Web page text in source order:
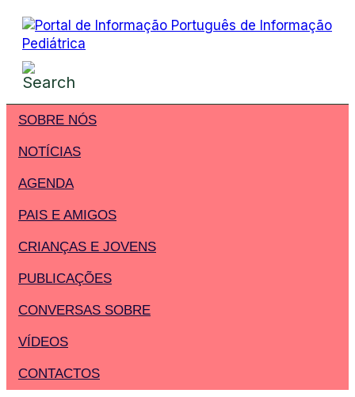
SOBRE NÓS
NOTÍCIAS
AGENDA
PAIS E AMIGOS
CRIANÇAS E JOVENS
PUBLICAÇÕES
CONVERSAS SOBRE
VÍDEOS
CONTACTOS